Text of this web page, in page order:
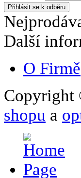
Další
O Firmě
Copyright
shopu a